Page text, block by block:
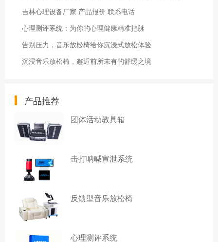
吉林心理设备厂家 产品报价 联系电话
心理测评系统：为你的心理健康精准把脉
告别压力，音乐放松椅给你沉浸式放松体验
沉浸音乐放松椅，邂逅前所未有的舒缓之境
产品推荐
团体活动教具箱
击打呐喊宣泄系统
反馈型音乐放松椅
心理测评系统